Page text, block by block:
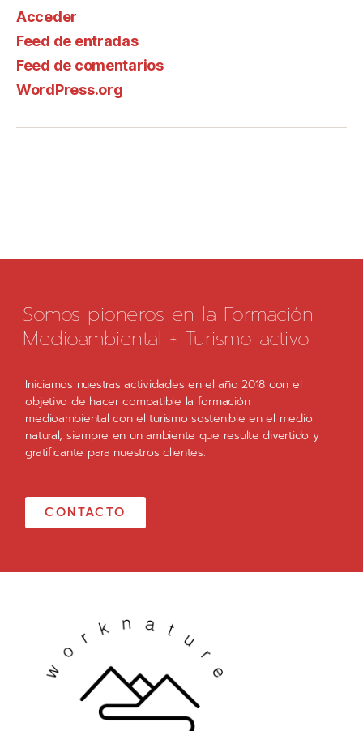
Acceder
Feed de entradas
Feed de comentarios
WordPress.org
Somos pioneros en la Formación
Medioambiental + Turismo activo
Iniciamos nuestras actividades en el año 2018 con el
objetivo de hacer compatible la formación
medioambiental con el turismo sostenible en el medio
natural, siempre en un ambiente que resulte divertido y
gratificante para nuestros clientes.
CONTACTO